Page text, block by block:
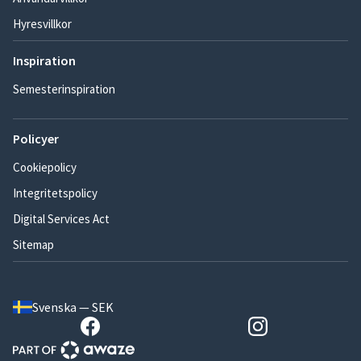
Hyresvillkor
Inspiration
Semesterinspiration
Policyer
Cookiepolicy
Integritetspolicy
Digital Services Act
Sitemap
Svenska — SEK